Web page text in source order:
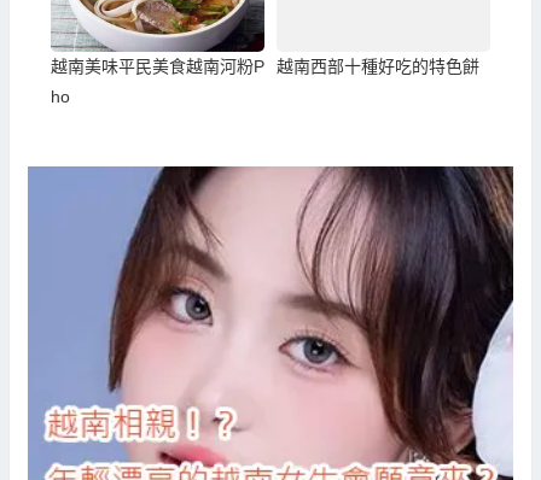
越南美味平民美食越南河粉P
ho
越南西部十種好吃的特色餅